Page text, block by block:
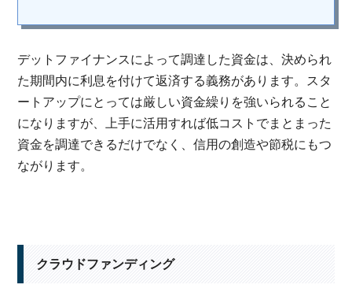
デットファイナンスによって調達した資金は、決められ
た期間内に利息を付けて返済する義務があります。スタ
ートアップにとっては厳しい資金繰りを強いられること
になりますが、上手に活用すれば低コストでまとまった
資金を調達できるだけでなく、信用の創造や節税にもつ
ながります。
クラウドファンディング